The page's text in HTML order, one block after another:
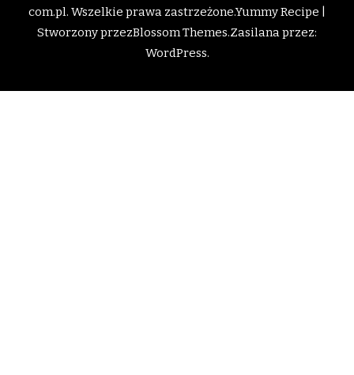
com.pl. Wszelkie prawa zastrzeżone.Yummy Recipe |
Stworzony przezBlossom Themes.Zasilana przez:
WordPress.